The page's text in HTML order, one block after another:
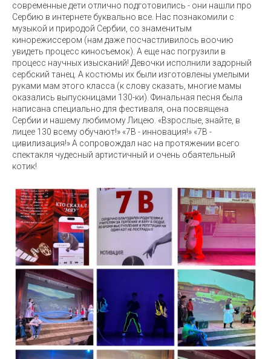
современные дети отлично подготовились - они нашли про
Сербию в интернете буквально все. Нас познакомили с
музыкой и природой Сербии, со знаменитым
кинорежиссером (нам даже посчастливилось воочию
увидеть процесс киносъемок). А еще нас погрузили в
процесс научных изысканий! Девочки исполнили задорный
сербский танец. А костюмы их были изготовлены умелыми
руками мам этого класса (к слову сказать, многие мамы
оказались выпускницами 130-ки). Финальная песня была
написана специально для фестиваля, она посвящена
Сербии и нашему любимому Лицею. «Взрослые, знайте, в
лицее 130 всему обучают!» «7В - инновация!» «7В -
цивилизация!» А сопровождал нас на протяжении всего
спектакля чудесный артистичный и очень обаятельный
котик!